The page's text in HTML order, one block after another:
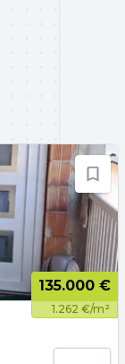
135.000 €
1.262 €/m²